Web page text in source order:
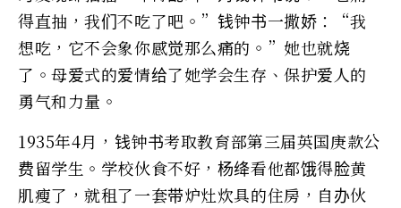
得直抽，我们不吃了吧。”钱钟书一撒娇：“我
想吃，它不会象你感觉那么痛的。”她也就烧
了。母爱式的爱情给了她学会生存、保护爱人的
勇气和力量。
1935年4月，钱钟书考取教育部第三届英国庚款公
费留学生。学校伙食不好，杨绛看他都饿得脸黄
肌瘦了，就租了一套带炉灶炊具的住房，自办伙